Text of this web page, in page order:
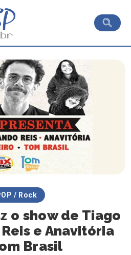
/ Rock
o show de Tiago
e Anavitória
Brasil